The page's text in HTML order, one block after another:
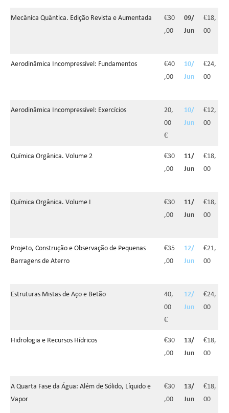
Mecânica Quântica. Edição Revista e Aumentada
€30
,00
09/
Jun
€18,
00
Aerodinâmica Incompressível: Fundamentos
€40
,00
10/
Jun
€24,
00
Aerodinâmica Incompressível: Exercícios
20,
00
€
10/
Jun
€12,
00
Química Orgânica. Volume 2
€30
,00
11/
Jun
€18,
00
Química Orgânica. Volume I
€30
,00
11/
Jun
€18,
00
Projeto, Construção e Observação de Pequenas
Barragens de Aterro
€35
,00
12/
Jun
€21,
00
Estruturas Mistas de Aço e Betão
40,
00
€
12/
Jun
€24,
00
Hidrologia e Recursos Hídricos
€30
,00
13/
Jun
€18,
00
A Quarta Fase da Água: Além de Sólido, Líquido e
Vapor
€30
,00
13/
Jun
€18,
00